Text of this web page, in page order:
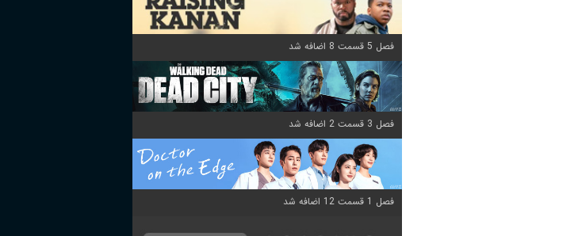
فصل 5 قسمت 8 اضافه شد
فصل 3 قسمت 2 اضافه شد
فصل 1 قسمت 12 اضافه شد